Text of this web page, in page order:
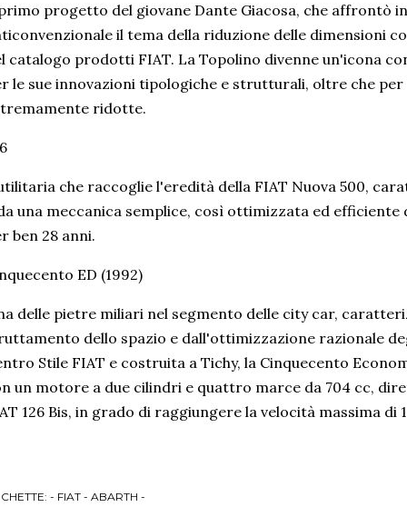
progetto del giovane Dante Giacosa, che affrontò
il tema della riduzione delle dimensioni
catalogo prodotti FIAT. La Topolino divenne un'icona
le sue innovazioni tipologiche e strutturali, oltre che per
ridotte.
che raccoglie l'eredità della FIAT Nuova 500,
una meccanica semplice, così ottimizzata ed
ben 28 anni.
ED (1992)
delle pietre miliari nel segmento delle city car,
dello spazio e dall'ottimizzazione razionale
Stile FIAT e costruita a Tichy, la Cinquecento
un motore a due cilindri e quattro marce da 704 cc,
126 Bis, in grado di raggiungere la velocità massima di
- FIAT - ABARTH -